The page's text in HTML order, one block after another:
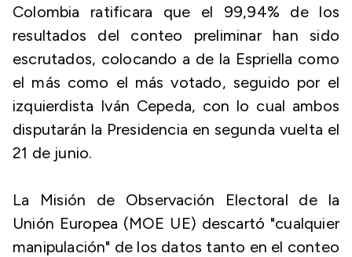
Colombia ratificara que el 99,94% de los
resultados del conteo preliminar han sido
escrutados, colocando a de la Espriella como
el más como el más votado, seguido por el
izquierdista Iván Cepeda, con lo cual ambos
disputarán la Presidencia en segunda vuelta el
21 de junio.
La Misión de Observación Electoral de la
Unión Europea (MOE UE) descartó "cualquier
manipulación" de los datos tanto en el conteo